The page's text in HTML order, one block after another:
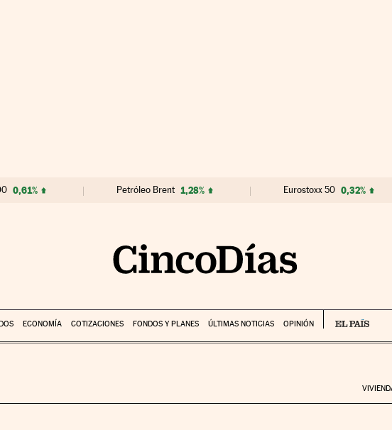
0,61% Petróleo Brent 1,28% Eurostoxx 50 0,32%
ECONOMÍA COTIZACIONES FONDOS Y PLANES ÚLTIMAS NOTICIAS OPINIÓN